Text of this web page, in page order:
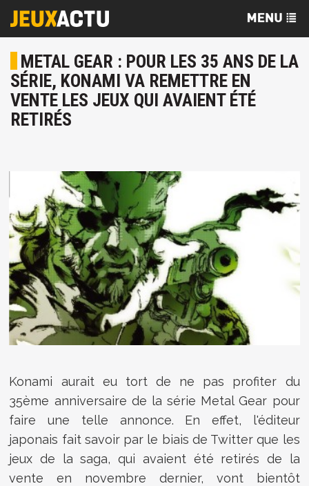
METAL GEAR : POUR LES 35 ANS DE LA
SÉRIE, KONAMI VA REMETTRE EN
VENTE LES JEUX QUI AVAIENT ÉTÉ
RETIRÉS
Konami aurait eu tort de ne pas profiter du
35ème anniversaire de la série Metal Gear pour
faire une telle annonce. En effet, l'éditeur
japonais fait savoir par le biais de Twitter que les
jeux de la saga, qui avaient été retirés de la
vente en novembre dernier, vont bientôt